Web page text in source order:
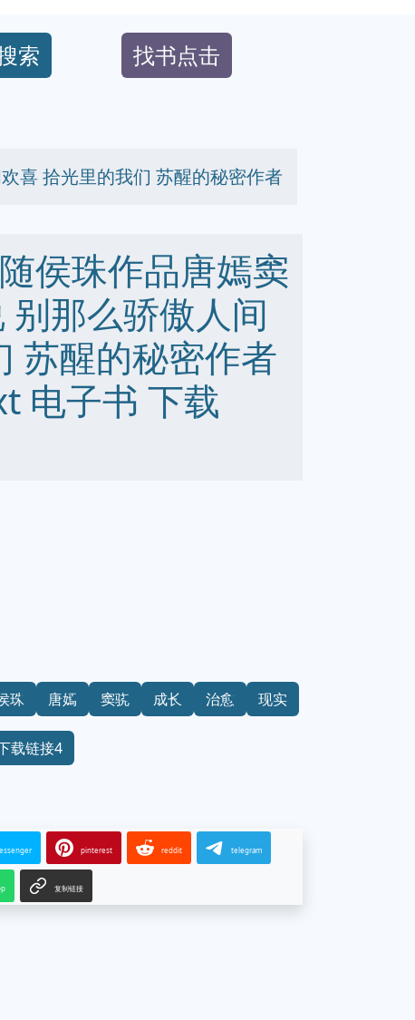
索 找书点击
喜 拾光里的我们 苏醒的秘密作者
侯珠作品唐嫣窦
那么骄傲人间
苏醒的秘密作者
电子书 下载
珠 唐嫣 窦骁 成长 治愈 现实
载链接4
pinterest reddit telegram
复制链接